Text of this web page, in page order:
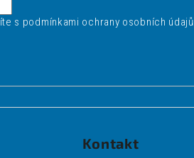
s podmínkami ochrany osobních údajů
Kontakt